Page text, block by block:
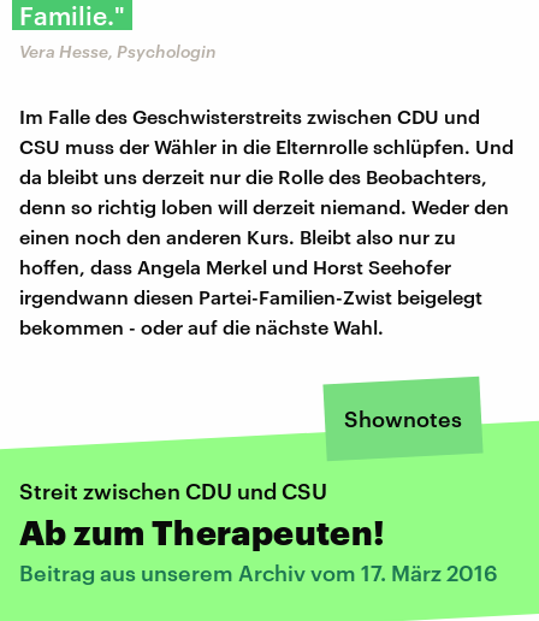
Familie."
Vera Hesse, Psychologin
Im Falle des Geschwisterstreits zwischen CDU und
CSU muss der Wähler in die Elternrolle schlüpfen. Und
da bleibt uns derzeit nur die Rolle des Beobachters,
denn so richtig loben will derzeit niemand. Weder den
einen noch den anderen Kurs. Bleibt also nur zu
hoffen, dass Angela Merkel und Horst Seehofer
irgendwann diesen Partei-Familien-Zwist beigelegt
bekommen - oder auf die nächste Wahl.
Shownotes
Streit zwischen CDU und CSU
Ab zum Therapeuten!
Beitrag aus unserem Archiv vom 17. März 2016